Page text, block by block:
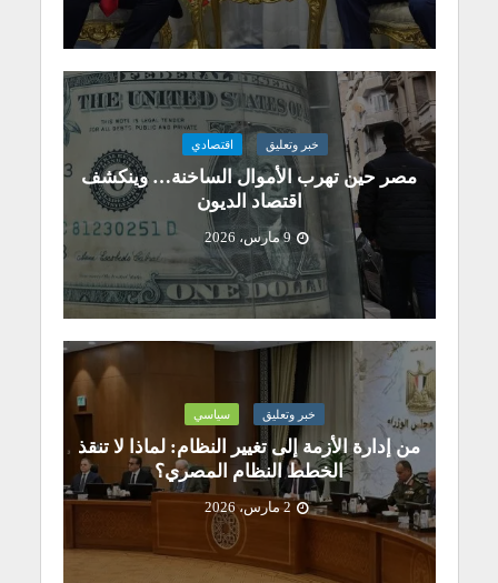
خبر وتعليق اقتصادي
مصر حين تهرب الأموال الساخنة… وينكشف
اقتصاد الديون
9 مارس، 2026
خبر وتعليق سياسي
من إدارة الأزمة إلى تغيير النظام: لماذا لا تنقذ
الخطط النظام المصري؟
2 مارس، 2026